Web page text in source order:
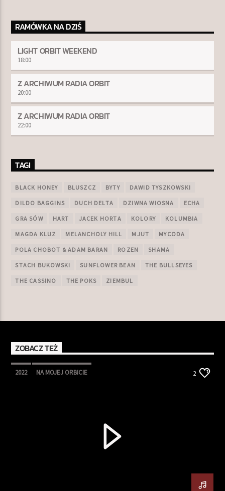
RAMÓWKA NA DZIŚ
LIGHT ORBIT WEEKEND
18:00
Z ARCHIWUM RADIA ORBIT
20:00
Z ARCHIWUM RADIA ORBIT
22:00
TAGI
BLACK HONEY BLUSZCZ BYTY DAWID TYSZKOWSKI
DILDO BAGGINS DUCH DELTA DZIWNA WIOSNA ECHA
GRA SÓW HART JACEK HORTA KOLORY KOLUMBIA
MAGDA KLUZ MELANCHOLY HILL MJUT MYCODA
POLA CHOBOT & ADAM BARAN ROZEN SHAMA
STACH BUKOWSKI SUNFLOWER BEAN THE BULLSEYES
THE CASSINO THE POKS ZIEMBUL
ZOBACZ TEŻ
2022 NA MOJEJ ORBICIE 2